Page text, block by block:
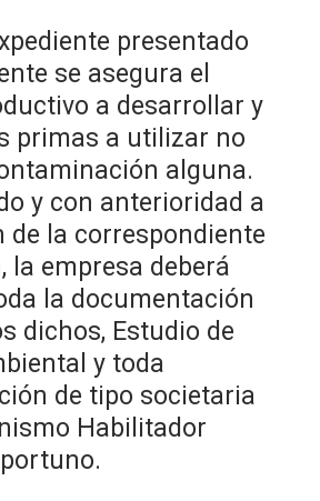
presentado
se asegura el
a desarrollar y
primas a utilizar no
alguna.
y con anterioridad a
de la correspondiente
la empresa deberá
la documentación
dichos, Estudio de
y toda
de tipo societaria
Habilitador